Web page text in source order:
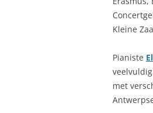
Kleine
Pianiste
met